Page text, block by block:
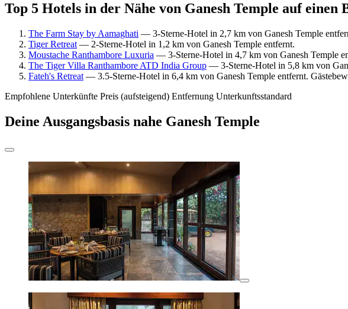
Top 5 Hotels in der Nähe von Ganesh Temple auf einen
The Farm Stay by Aamaghati — 3-Sterne-Hotel in 2,7 km von Ganesh Temple
Tiger Retreat — 2-Sterne-Hotel in 1,2 km von Ganesh Temple entfernt.
Moustache Ranthambore Luxuria — 3-Sterne-Hotel in 4,7 km von Ganesh Temple
The Tiger Villa Ranthambore ATD India Group — 3-Sterne-Hotel in 5,8 km von
Fateh's Retreat — 3.5-Sterne-Hotel in 6,4 km von Ganesh Temple entfernt.
Empfohlene Unterkünfte Preis (aufsteigend) Entfernung Unterkunftsstandard
Deine Ausgangsbasis nahe Ganesh Temple